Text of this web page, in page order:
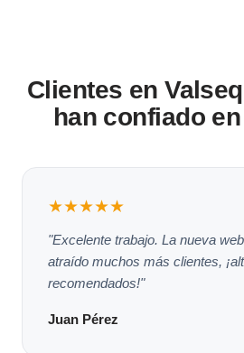
Clientes en
han confiado
★★★★★
"Excelente trabajo. La nueva
atraído muchos más clientes,
recomendados!"
Juan Pérez